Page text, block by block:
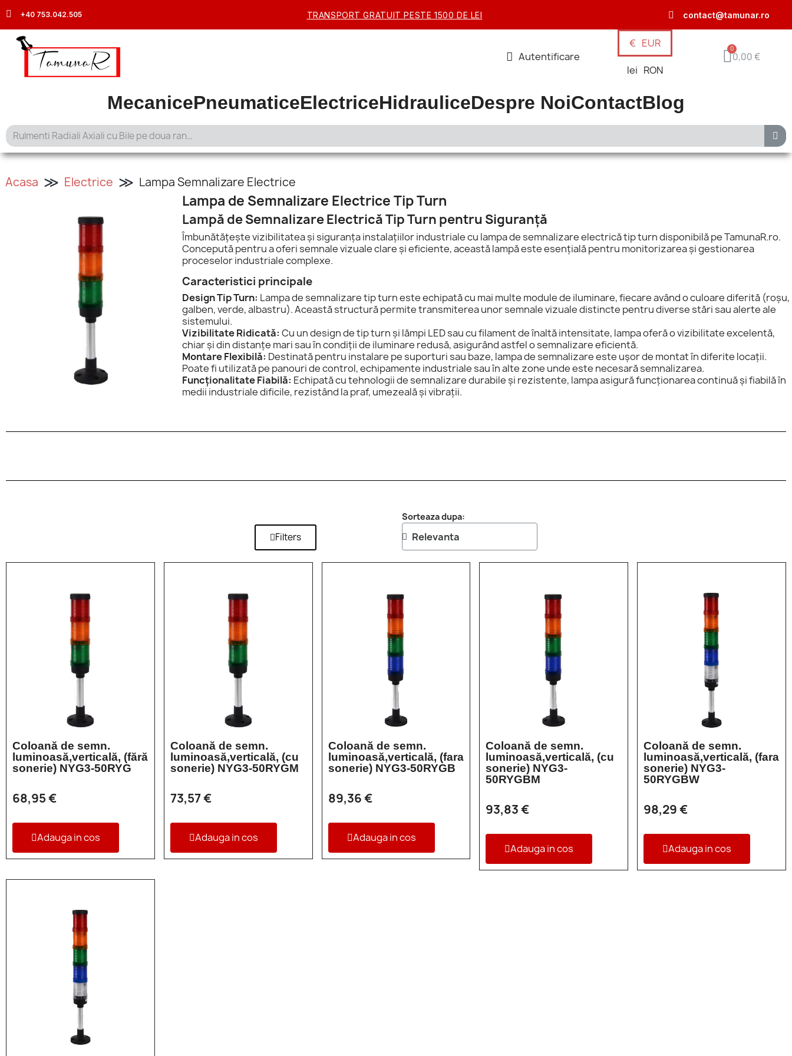
+40 753.042.505 TRANSPORT GRATUIT PESTE 1500 DE LEI contact@tamunar.ro
Autentificare
€ EUR
lei RON
0,00 €
MecanicePneumaticeElectriceHidrauliceDespre NoiContactBlog
Acasa Electrice Lampa Semnalizare Electrice
Lampa de Semnalizare Electrice Tip Turn
Lampă de Semnalizare Electrică Tip Turn pentru Siguranță
Îmbunătățește vizibilitatea și siguranța instalațiilor industriale cu lampa de semnalizare electrică tip turn disponibilă pe TamunaR.ro.
Concepută pentru a oferi semnale vizuale clare și eficiente, această lampă este esențială pentru monitorizarea și gestionarea
proceselor industriale complexe.
Caracteristici principale
Design Tip Turn: Lampa de semnalizare tip turn este echipată cu mai multe module de iluminare, fiecare având o culoare diferită (roșu,
galben, verde, albastru). Această structură permite transmiterea unor semnale vizuale distincte pentru diverse stări sau alerte ale
sistemului.
Vizibilitate Ridicată: Cu un design de tip turn și lămpi LED sau cu filament de înaltă intensitate, lampa oferă o vizibilitate excelentă,
chiar și din distanțe mari sau în condiții de iluminare redusă, asigurând astfel o semnalizare eficientă.
Montare Flexibilă: Destinată pentru instalare pe suporturi sau baze, lampa de semnalizare este ușor de montat în diferite locații.
Poate fi utilizată pe panouri de control, echipamente industriale sau în alte zone unde este necesară semnalizarea.
Funcționalitate Fiabilă: Echipată cu tehnologii de semnalizare durabile și rezistente, lampa asigură funcționarea continuă și fiabilă în
medii industriale dificile, rezistând la praf, umezeală și vibrații.
Filters
Sorteaza dupa:
Coloană de semn.
luminoasă,verticală, (fără
sonerie) NYG3-50RYG
68,95 €
Adauga in cos
Coloană de semn.
luminoasă,verticală, (cu
sonerie) NYG3-50RYGM
73,57 €
Adauga in cos
Coloană de semn.
luminoasă,verticală, (fara
sonerie) NYG3-50RYGB
89,36 €
Adauga in cos
Coloană de semn.
luminoasă,verticală, (cu
sonerie) NYG3-
50RYGBM
93,83 €
Adauga in cos
Coloană de semn.
luminoasă,verticală, (fara
sonerie) NYG3-
50RYGBW
98,29 €
Adauga in cos